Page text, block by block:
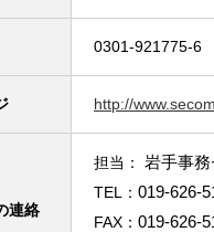
0301-921775-6
http://
連絡
担当： 岩手事
TEL： 019-626-
FAX： 019-626-